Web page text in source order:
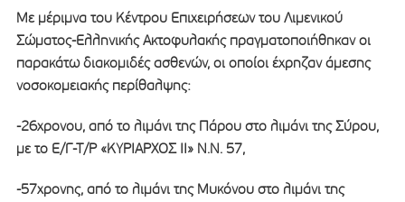
Με μέριμνα του Κέντρου Επιχειρήσεων του Λιμενικού
Σώματος-Ελληνικής Ακτοφυλακής πραγματοποιήθηκαν οι
παρακάτω διακομιδές ασθενών, οι οποίοι έχρηζαν άμεσης
νοσοκομειακής περίθαλψης:
-26χρονου, από το λιμάνι της Πάρου στο λιμάνι της Σύρου,
με το Ε/Γ-Τ/Ρ «ΚΥΡΙΑΡΧΟΣ ΙΙ» Ν.Ν. 57,
-57χρονης, από το λιμάνι της Μυκόνου στο λιμάνι της